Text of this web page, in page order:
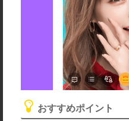
おすすめポイント